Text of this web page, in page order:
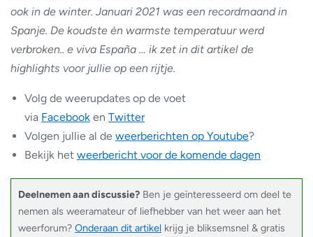
ook in de winter. Januari 2021 was een recordmaand in
Spanje. De koudste èn warmste temperatuur werd
verbroken.. e viva España … ik zet in dit artikel de
highlights voor jullie op een rijtje.
Volg de weerupdates op de voet
via Facebook en Twitter
Volgen jullie al de weerberichten op Youtube?
Bekijk het weerbericht voor de komende dagen
Deelnemen aan discussie? Ben je geïnteresseerd om deel te
nemen als weeramateur of liefhebber van het weer aan het
weerforum? Onderaan dit artikel krijg je bliksemsnel & gratis